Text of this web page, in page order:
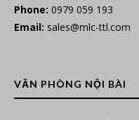
Phone: 0979 059 193
Email: sales@mlc-ttl.com
VĂN PHÒNG NỘI BÀI